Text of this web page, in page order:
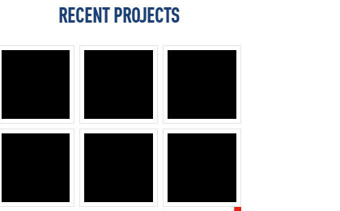
RECENT PROJECTS